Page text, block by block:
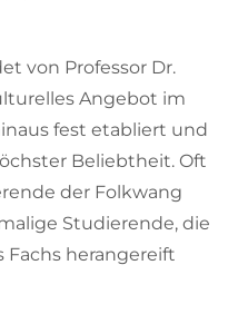
von Professor Dr.
Angebot im
fest etabliert und
Beliebtheit. Oft
der Folkwang
Studierende, die
Fachs herangereift